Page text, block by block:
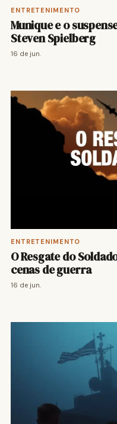
ENTRETENIMENTO
Munique e o
Steven Spielberg
16 de jun.
ENTRETENIMENTO
O Resgate do
cenas de guerra
16 de jun.